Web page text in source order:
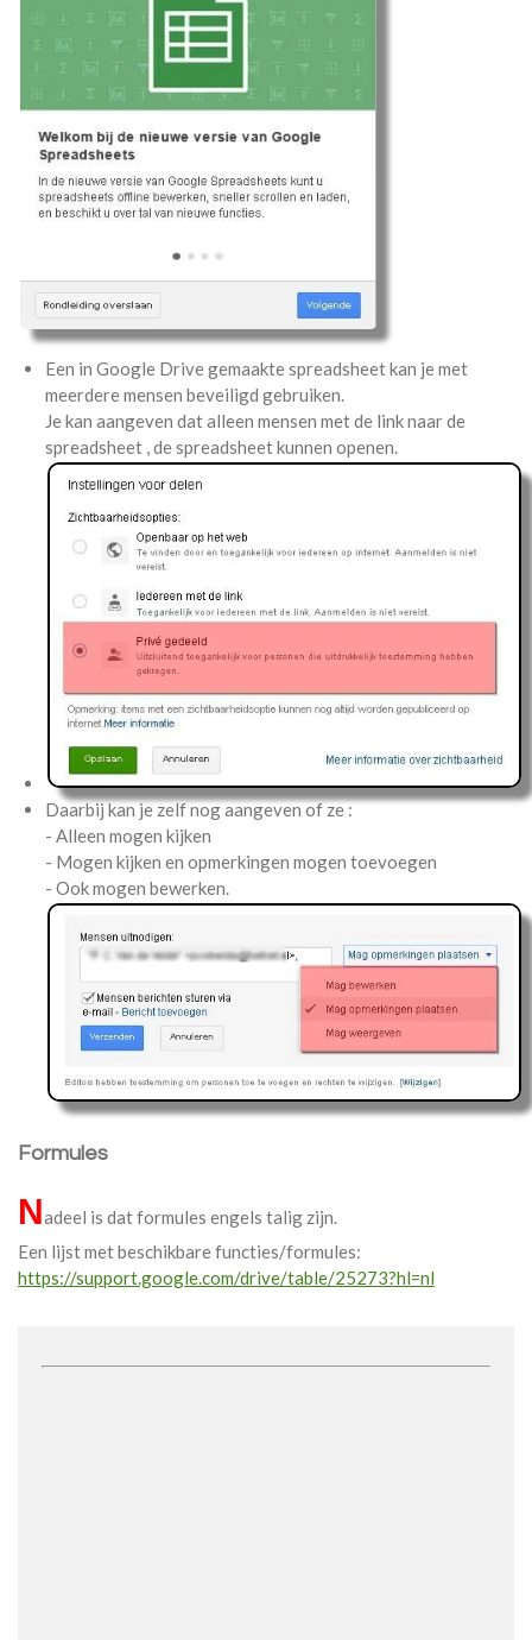
Een in Google Drive gemaakte spreadsheet kan je met
meerdere mensen beveiligd gebruiken.
Je kan aangeven dat alleen mensen met de link naar de
spreadsheet , de spreadsheet kunnen openen.
Daarbij kan je zelf nog aangeven of ze :
- Alleen mogen kijken
- Mogen kijken en opmerkingen mogen toevoegen
- Ook mogen bewerken.
Formules
Nadeel is dat formules engels talig zijn.
Een lijst met beschikbare functies/formules:
https://support.google.com/drive/table/25273?hl=nl